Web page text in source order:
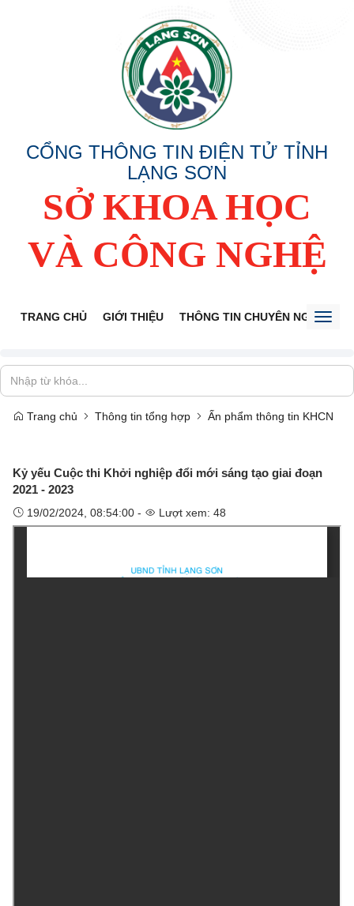
CỔNG THÔNG TIN ĐIỆN TỬ TỈNH
LẠNG SƠN
SỞ KHOA HỌC
VÀ CÔNG NGHỆ
TRANG CHỦ GIỚI THIỆU THÔNG TIN CHUYÊN NGÀNH
Trang chủ Thông tin tổng hợp Ấn phẩm thông tin KHCN
Kỷ yếu Cuộc thi Khởi nghiệp đổi mới sáng tạo giai đoạn
2021 - 2023
19/02/2024, 08:54:00 - Lượt xem: 48